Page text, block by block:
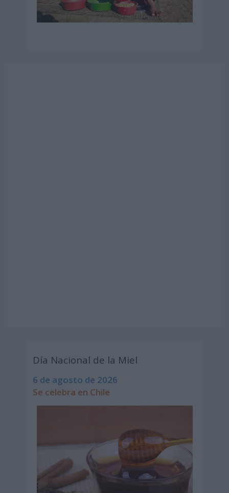
Día Nacional de la Miel
6 de agosto de 2026
Se celebra en Chile